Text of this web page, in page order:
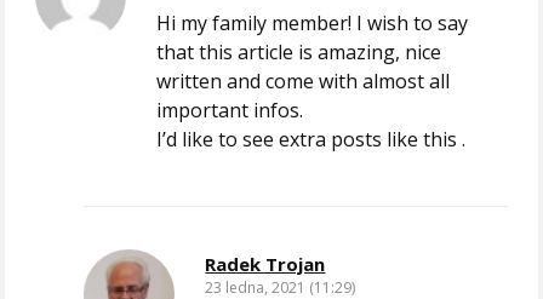
Hi my family member! I wish to say
that this article is amazing, nice
written and come with almost all
important infos.
I’d like to see extra posts like this .
Radek Trojan
23 ledna, 2021 (11:29)